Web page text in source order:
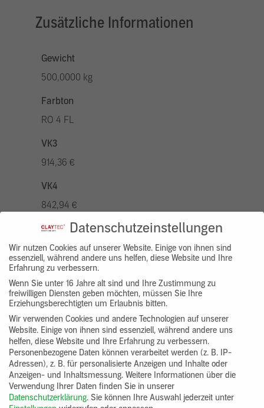
Zusätzliche Informationen
Gewicht
500,0000 kg
Farbton
RO 4 FL
VK3
914,36 €
VK4
842,94 €
VK5
1042,96 €
VK7
785,77 €
Gruppenprodukt
yosima_designputz_bigb
Datenschutzeinstellungen
Wir nutzen Cookies auf unserer Website. Einige von ihnen sind
essenziell, während andere uns helfen, diese Website und Ihre
Erfahrung zu verbessern.
Wenn Sie unter 16 Jahre alt sind und Ihre Zustimmung zu
freiwilligen Diensten geben möchten, müssen Sie Ihre
Erziehungsberechtigten um Erlaubnis bitten.
Wir verwenden Cookies und andere Technologien auf unserer
Website. Einige von ihnen sind essenziell, während andere uns
helfen, diese Website und Ihre Erfahrung zu verbessern.
Personenbezogene Daten können verarbeitet werden (z. B. IP-
Adressen), z. B. für personalisierte Anzeigen und Inhalte oder
Anzeigen- und Inhaltsmessung. Weitere Informationen über die
Verwendung Ihrer Daten finden Sie in unserer
Datenschutzerklärung. Sie können Ihre Auswahl jederzeit unter